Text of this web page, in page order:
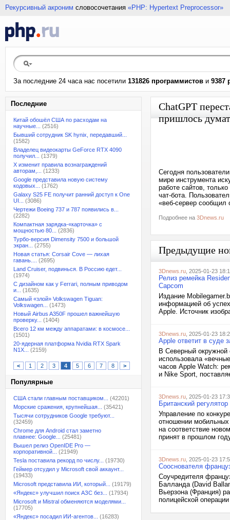
Рекурсивный акроним словосочетания «PHP: Hypertext Preprocessor»
За последние 24 часа нас посетили 131826 программистов и 9387
Последние
Китай обошёл США по расходам на
научные...
(2516)
Бывший сотрудник SK hynix, передавший...
(1582)
Владелец видеокарты GeForce RTX 4090
получил...
(1379)
X изменит правила вознаграждений
авторам,...
(1233)
Google представила новую систему
кодовых...
(1762)
Galaxy S25 FE получит ранний доступ к One
UI...
(3086)
Чертежи Boeing 737 и 787 появились в...
(2282)
Компактная зарядка-«карточка» с
мощностью 80...
(2836)
Турбо-версия Dimensity 7500 и большой
экран...
(2755)
Новая статья: Corsair Cove — лихая
гавань....
(2695)
Land Cruiser, подвинься. В Россию едет...
(1974)
С дизайном как у Ferrari, полным приводом
и...
(1635)
Самый «злой» Volkswagen Tiguan:
Volkswagen...
(1473)
Новый Airbus A350F прошел важнейшую
проверку...
(1404)
Всего 12 км между аппаратами: в космосе...
(1501)
20-ядерная платформа Nvidia RTX Spark
N1X...
(2159)
< 1 2 3 4 5 6 7 8 >
Популярные
США стали главным поставщиком...
(42201)
Морские сражения, крупнейшая...
(35421)
Тысячи сотрудников Google требуют...
(32459)
Chrome для Android стал заметно
плавнее: Google...
(25481)
Вышел релиз OpenIDE Pro —
корпоративной...
(21949)
Tesla поставила рекорд по числу...
(19730)
Геймер отсудил у Microsoft свой аккаунт...
(19433)
Microsoft представила ИИ, который...
(19179)
«Яндекс» улучшил поиск АЗС без...
(17934)
Microsoft и Mistral обменяются моделями...
(17705)
«Яндекс» посадил ИИ-агентов...
(16283)
ChatGPT
пришлось
Сегодня
мире инструмента
работе сайтов,
чат-бота.
«веб-сервер сообщил
Подробнее на 3Dnews.ru
Предыдущие
3Dnews.ru , 2025-01-23
Релиз ремейка
Capcom
Издание
информацией об
Apple. Источник
3Dnews.ru , 2025-01-23
Apple ответит в суде
В Северный окружной
использовала
часов Apple Watch:
и Nike Sport,
3Dnews.ru , 2025-01-23
Британский
Управление по
отношении
на соответствие
принят в прошлом
3Dnews.ru , 2025-01-23
Сооснователя
Соучредителя
Балланда (David
Вьерзона (Франция)
полицейской